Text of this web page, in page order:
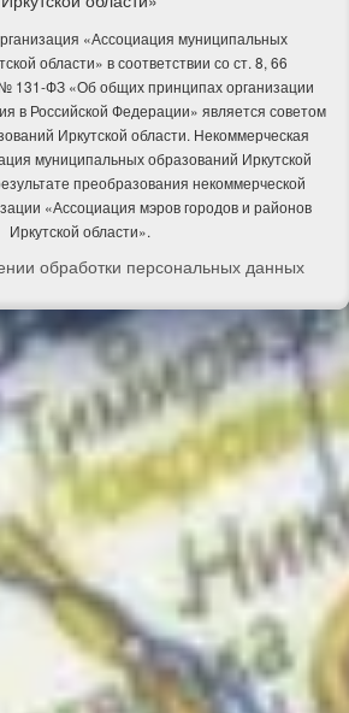
«Ассоциация муниципальных
области» в соответствии со ст. 8, 66
131-ФЗ «Об общих принципах организации
в Российской Федерации» является советом
Иркутской области. Некоммерческая
муниципальных образований Иркутской
преобразования некоммерческой
«Ассоциация мэров городов и районов
Иркутской области».
обработки персональных данных